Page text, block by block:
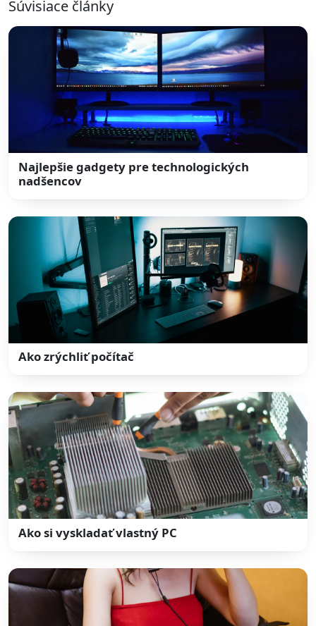
Súvisiace články
Najlepšie gadgety pre technologických
nadšencov
Ako zrýchliť počítač
Ako si vyskladať vlastný PC